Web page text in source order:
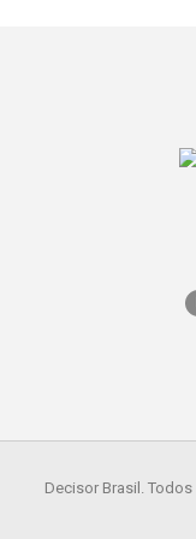
Decisor Brasil.